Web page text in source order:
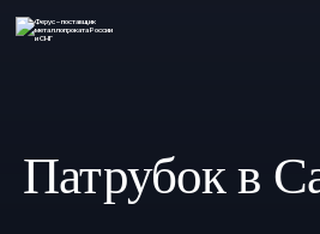
Патрубок в